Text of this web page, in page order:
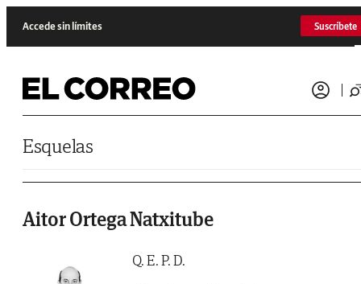
Accede sin límites Suscríbete
Esquelas
Aitor Ortega Natxitube
Q. E. P. D.